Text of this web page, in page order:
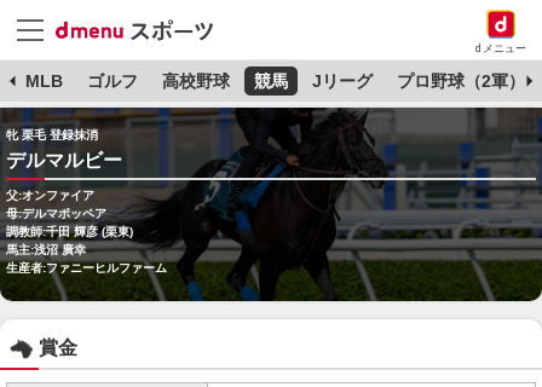
dメニュー
MLB ゴルフ 高校野球 競馬 Jリーグ プロ野球（2軍）
牝 栗毛 登録抹消
デルマルビー
父:オンファイア
母:デルマポッペア
調教師:千田 輝彦 (栗東)
馬主:浅沼 廣幸
生産者:ファニーヒルファーム
賞金